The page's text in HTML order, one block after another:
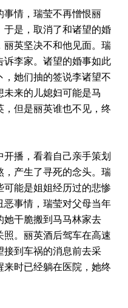
情，瑞莹不再憎恨丽
于是，取消了和诸望的婚
丽英坚决不和他见面。瑞
诉李家。诸望的婚事如此
，她们抽的签说李诸望不
来的儿媳妇可能是马
，但是丽英谁也不见，终
播，看着自己亲手策划
，产生了寻死的念头。瑞
能是姐姐经历过的悲惨
恶事情，瑞莹对父母当年
她干脆搬到马马林家去
。丽英酒后驾车在高速
接到车祸的消息前去采
来时已经躺在医院，她终